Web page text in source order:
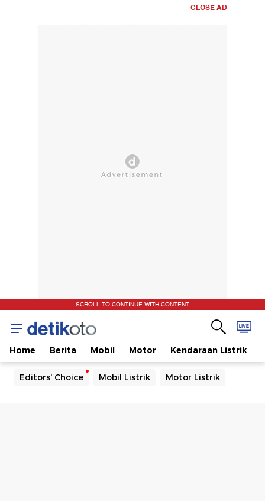
CLOSE AD
SCROLL TO CONTINUE WITH CONTENT
Home Berita Mobil Motor Kendaraan Listrik
Editors' Choice Mobil Listrik Motor Listrik